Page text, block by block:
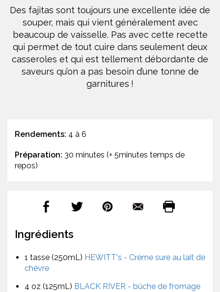
Des fajitas sont toujours une excellente idée de
souper, mais qui vient généralement avec
beaucoup de vaisselle. Pas avec cette recette
qui permet de tout cuire dans seulement deux
casseroles et qui est tellement débordante de
saveurs qu’on a pas besoin d’une tonne de
garnitures !
Rendements: 4 à 6
Préparation: 30 minutes (+ 5minutes temps de
repos)
Ingrédients
1 tasse (250mL) HEWITT's - Crème sure au lait de
chèvre
4 oz (125mL) BLACK RIVER - bûche de fromage